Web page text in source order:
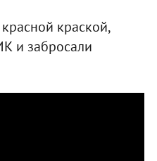
краской,
и забросали